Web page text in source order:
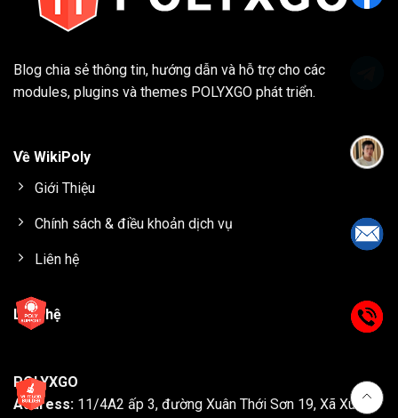
Blog chia sẻ thông tin, hướng dẫn và hỗ trợ cho các
modules, plugins và themes POLYXGO phát triển.
Về WikiPoly
Giới Thiệu
Chính sách & điều khoản dịch vụ
Liên hệ
Liên hệ
POLYXGO
Address: 11/4A2 ấp 3, đường Xuân Thới Sơn 19, Xã Xuân